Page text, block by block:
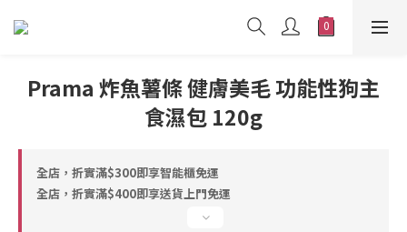
Prama 炸魚薯條 健膚美毛 功能性狗主
食濕包 120g
全店，折實滿$300即享智能櫃免運
全店，折實滿$400即享送貨上門免運